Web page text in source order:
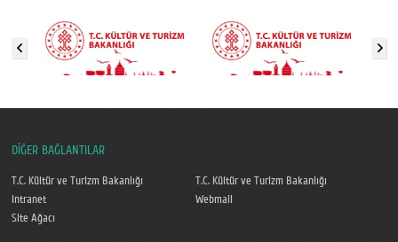
DİĞER BAĞLANTILAR
T.C. Kültür ve Turizm Bakanlığı
T.C. Kültür ve Turizm Bakanlığı
Intranet
Webmail
Site Ağacı